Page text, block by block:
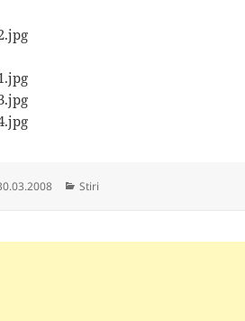
Categorii
Stiri